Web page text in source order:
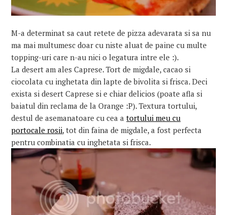
M-a determinat sa caut retete de pizza adevarata si sa nu
ma mai multumesc doar cu niste aluat de paine cu multe
topping-uri care n-au nici o legatura intre ele :).
La desert am ales Caprese. Tort de migdale, cacao si
ciocolata cu inghetata din lapte de bivolita si frisca. Deci
exista si desert Caprese si e chiar delicios (poate afla si
baiatul din reclama de la Orange :P). Textura tortului,
destul de asemanatoare cu cea atortului meu cu
portocale rosii, tot din faina de migdale, a fost perfecta
pentru combinatia cu inghetata si frisca.